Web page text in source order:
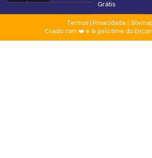
Grátis
Termos| Privacidade
Criado com ❤️ e ☕ pelo time do